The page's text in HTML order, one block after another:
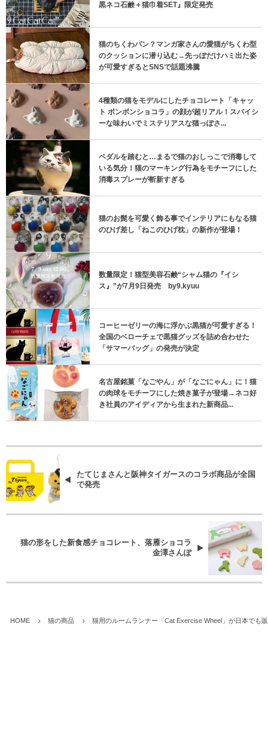
黒ネコ石鹸＋猫巾着SET』限定発売
猫のちくわパン？マンガ家さんの愛猫がちくわ型
のクッションに潜り込む→先っぽだけハミ出た姿
が可愛すぎるとSNSで話題沸騰
4種類の猫をモデルにしたチョコレート「キャッ
ト ボンボンショコラ」の顔が超リアル！スパイシ
ーな味わいでミステリアスな猫っぽさ...
ペダルを踏むと…まるで猫のおしっこで消毒して
いる気分！猫のマーキング行為をモチーフにした
消毒スプレーが斬新すぎる
猫のお髭を可愛く飾る事でインテリアにもなる猫
のひげ差し「ねこのひげ枕」の新作が登場！
数量限定！猫型美容石鹸“シャム猫の『イシ
ス』”が7月9日発売 by9.kyuu
コーヒーゼリーの海に浮かぶ黒猫が可愛すぎる！
全国のベローチェで黒猫グッズを詰め合わせた
「サマーバッグ」の発売が決定
名古屋銘菓「なごやん」が「なごにゃん」に！猫
の肉球をモチーフにした焼き菓子が登場→ネコ好
き社員のアイディアから生まれた新商品...
たてじまさんと阪神タイガースのコラボ商品が全国
で発売
猫の形をした新食感チョコレート、落雁ショコラ
金澤さんぽ
HOME 猫の商品 猫用のルームランナー「Cat Exercise Wheel」が日本でも